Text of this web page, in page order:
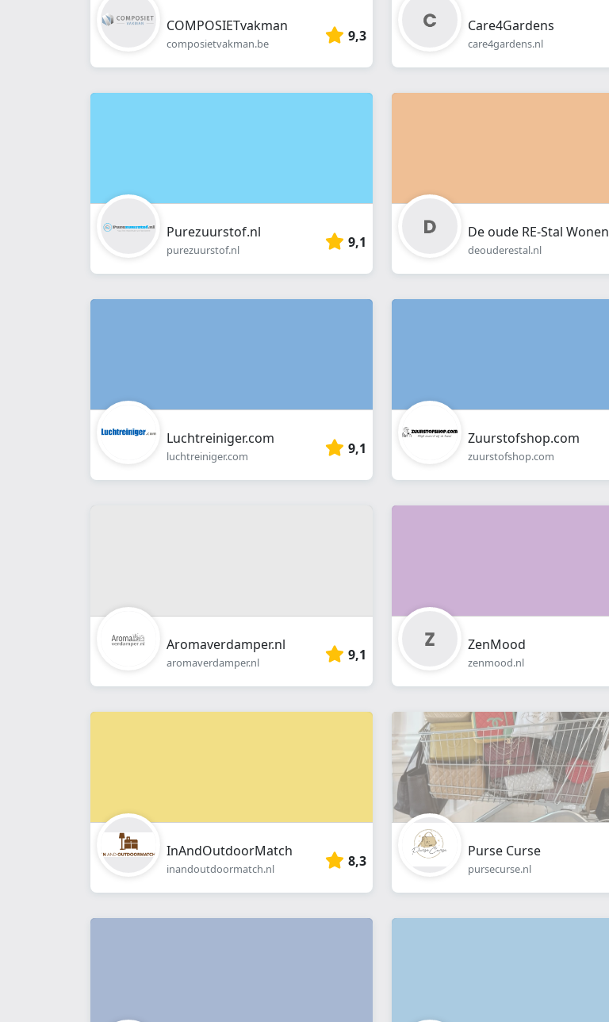
COMPOSIETvakman
composietvakman.be 9,3
Care4Gardens
care4gardens.nl
Purezuurstof.nl
purezuurstof.nl 9,1
De oude RE-Stal Wonen
deouderestal.nl
Luchtreiniger.com
luchtreiniger.com 9,1
Zuurstofshop.com
zuurstofshop.com
Aromaverdamper.nl
aromaverdamper.nl 9,1
ZenMood
zenmood.nl
InAndOutdoorMatch
inandoutdoormatch.nl 8,3
Purse Curse
pursecurse.nl